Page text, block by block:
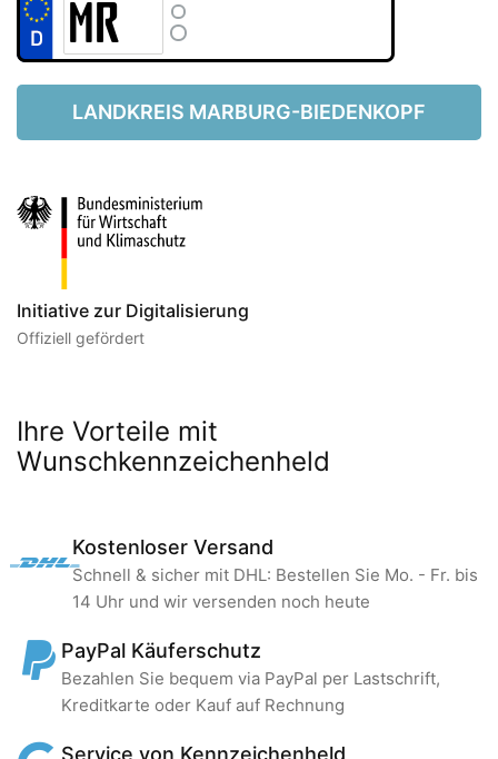
LANDKREIS MARBURG-BIEDENKOPF
Initiative zur Digitalisierung
Offiziell gefördert
Ihre Vorteile mit
Wunschkennzeichenheld
Kostenloser Versand
Schnell & sicher mit DHL: Bestellen Sie Mo. - Fr. bis
14 Uhr und wir versenden noch heute
PayPal Käuferschutz
Bezahlen Sie bequem via PayPal per Lastschrift,
Kreditkarte oder Kauf auf Rechnung
Service von Kennzeichenheld